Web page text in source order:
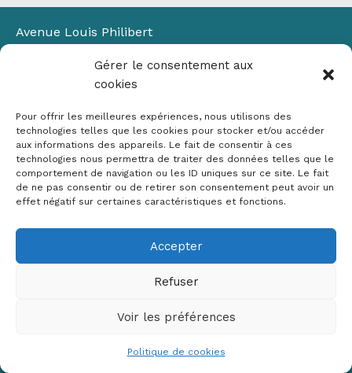
Gérer le consentement aux
cookies
Pour offrir les meilleures expériences, nous utilisons des
technologies telles que les cookies pour stocker et/ou accéder
aux informations des appareils. Le fait de consentir à ces
technologies nous permettra de traiter des données telles que le
comportement de navigation ou les ID uniques sur ce site. Le fait
de ne pas consentir ou de retirer son consentement peut avoir un
effet négatif sur certaines caractéristiques et fonctions.
Accepter
Refuser
Voir les préférences
Politique de cookies
Avenue Louis Philibert
Bâtiment Laennec
13100 Aix-en-Provence
✉ contact@crige-paca.org
Mentions légales
RGPD
Copyright © 2026 Crige PACA